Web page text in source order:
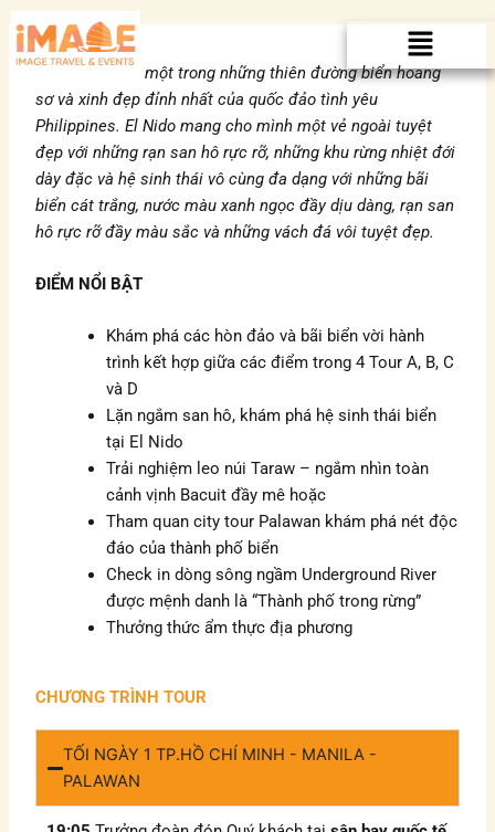
Nhảy
tới
nội
Menu
là một trong những thiên đường biển hoang
sơ và xinh đẹp đỉnh nhất của quốc đảo tình yêu
Philippines. El Nido mang cho mình một vẻ ngoài tuyệt
đẹp với những rạn san hô rực rỡ, những khu rừng nhiệt đới
dày đặc và hệ sinh thái vô cùng đa dạng với những bãi
biển cát trắng, nước màu xanh ngọc đầy dịu dàng, rạn san
hô rực rỡ đầy màu sắc và những vách đá vôi tuyệt đẹp.
ĐIỂM NỔI BẬT
Khám phá các hòn đảo và bãi biển vời hành
trình kết hợp giữa các điểm trong 4 Tour A, B, C
và D
Lặn ngắm san hô, khám phá hệ sinh thái biển
tại El Nido
Trải nghiệm leo núi Taraw – ngắm nhìn toàn
cảnh vịnh Bacuit đầy mê hoặc
Tham quan city tour Palawan khám phá nét độc
đáo của thành phố biển
Check in dòng sông ngầm Underground River
được mệnh danh là “Thành phố trong rừng”
Thưởng thức ẩm thực địa phương
CHƯƠNG TRÌNH TOUR
TỐI NGÀY 1 TP.HỒ CHÍ MINH - MANILA -
PALAWAN